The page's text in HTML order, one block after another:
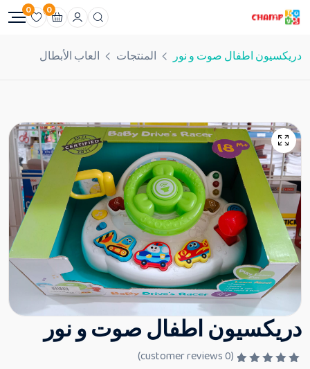
0
0
دريكسيون اطفال صوت و نور المنتجات العاب الأبطال
دريكسيون اطفال صوت و نور
(
0